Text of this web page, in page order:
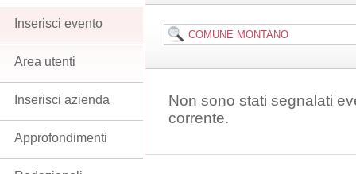
Non sono stati segnalati
corrente.
Inserisci evento
Area utenti
Inserisci azienda
Approfondimenti